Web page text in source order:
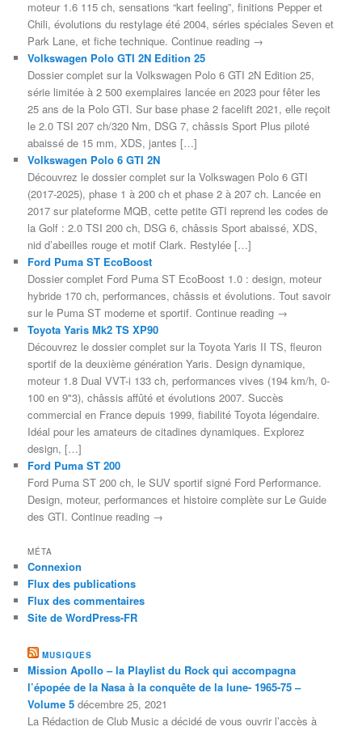
moteur 1.6 115 ch, sensations “kart feeling”, finitions Pepper et
Chili, évolutions du restylage été 2004, séries spéciales Seven et
Park Lane, et fiche technique. Continue reading →
Volkswagen Polo GTI 2N Edition 25
Dossier complet sur la Volkswagen Polo 6 GTI 2N Edition 25,
série limitée à 2 500 exemplaires lancée en 2023 pour fêter les
25 ans de la Polo GTI. Sur base phase 2 facelift 2021, elle reçoit
le 2.0 TSI 207 ch/320 Nm, DSG 7, châssis Sport Plus piloté
abaissé de 15 mm, XDS, jantes […]
Volkswagen Polo 6 GTI 2N
Découvrez le dossier complet sur la Volkswagen Polo 6 GTI
(2017-2025), phase 1 à 200 ch et phase 2 à 207 ch. Lancée en
2017 sur plateforme MQB, cette petite GTI reprend les codes de
la Golf : 2.0 TSI 200 ch, DSG 6, châssis Sport abaissé, XDS,
nid d’abeilles rouge et motif Clark. Restylée […]
Ford Puma ST EcoBoost
Dossier complet Ford Puma ST EcoBoost 1.0 : design, moteur
hybride 170 ch, performances, châssis et évolutions. Tout savoir
sur le Puma ST moderne et sportif. Continue reading →
Toyota Yaris Mk2 TS XP90
Découvrez le dossier complet sur la Toyota Yaris II TS, fleuron
sportif de la deuxième génération Yaris. Design dynamique,
moteur 1.8 Dual VVT-i 133 ch, performances vives (194 km/h, 0-
100 en 9"3), châssis affûté et évolutions 2007. Succès
commercial en France depuis 1999, fiabilité Toyota légendaire.
Idéal pour les amateurs de citadines dynamiques. Explorez
design, […]
Ford Puma ST 200
Ford Puma ST 200 ch, le SUV sportif signé Ford Performance.
Design, moteur, performances et histoire complète sur Le Guide
des GTI. Continue reading →
MÉTA
Connexion
Flux des publications
Flux des commentaires
Site de WordPress-FR
MUSIQUES
Mission Apollo – la Playlist du Rock qui accompagna
l’épopée de la Nasa à la conquête de la lune- 1965-75 –
Volume 5 décembre 25, 2021
La Rédaction de Club Music a décidé de vous ouvrir l’accès à